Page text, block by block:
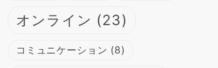
オンライン (23)
コミュニケーション (8)